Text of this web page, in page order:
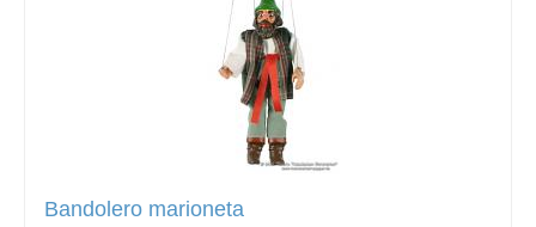
Bandolero marioneta